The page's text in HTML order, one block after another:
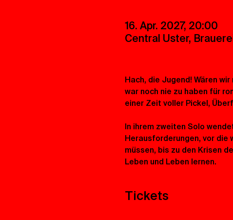
16. Apr. 2027, 20:00
Central Uster,
Hach, die Jugend! Wären
war noch nie zu haben für
einer Zeit voller Pickel,
In ihrem zweiten Solo
Herausforderungen, vor die
müssen, bis zu den Krisen
Leben und Leben lernen.
Tickets